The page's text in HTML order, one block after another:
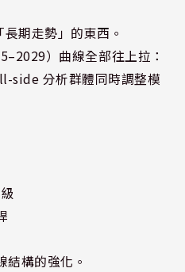
期走勢」的東西。
）曲線全部往上拉：
side 分析群體同時調整模
結構的強化。